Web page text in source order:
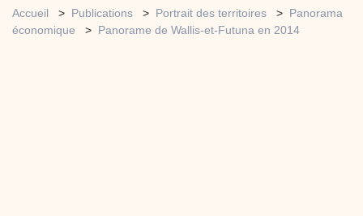
Accueil Publications Portrait des territoires
Panorama
économique
Panorame de Wallis-et-Futuna en 2014